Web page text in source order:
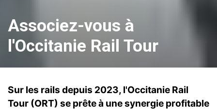
Associez-vous à
l'Occitanie Rail Tour
Sur les rails depuis 2023, l'Occitanie Rail
Tour (ORT) se prête à une synergie profitable